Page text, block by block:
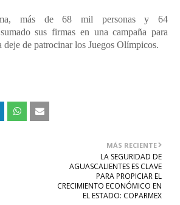
más de 68 mil personas y 64
sus firmas en una campaña para
de patrocinar los Juegos Olímpicos.
MÁS RECIENTE
LA SEGURIDAD DE
AGUASCALIENTES ES CLAVE
PARA PROPICIAR EL
CRECIMIENTO ECONÓMICO EN
EL ESTADO: COPARMEX